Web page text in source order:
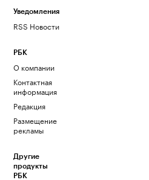
Уведомления
RSS Новости
РБК
О компании
Контактная
информация
Редакция
Размещение
рекламы
Другие
продукты
РБК